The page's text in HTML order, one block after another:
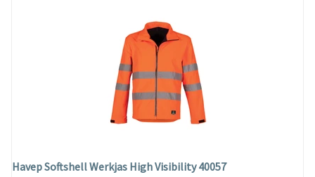
Havep Softshell Werkjas High Visibility 40057